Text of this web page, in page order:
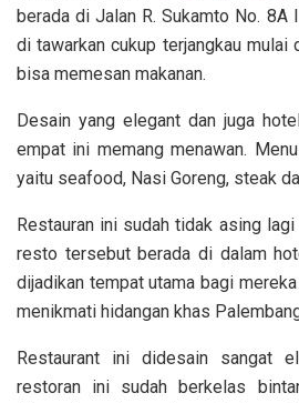
berada di Jalan R. Sukamto No. 8A
di tawarkan cukup terjangkau mulai
bisa memesan makanan.
Desain yang elegant dan juga
empat ini memang menawan.
yaitu seafood, Nasi Goreng, steak
Restauran ini sudah tidak asing
resto tersebut berada di dalam
dijadikan tempat utama bagi
menikmati hidangan khas
Restaurant ini didesain sangat
restoran ini sudah berkelas